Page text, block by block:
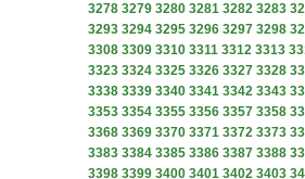
3278 3279 3280 3281 3282 3283
3293 3294 3295 3296 3297 3298
3308 3309 3310 3311 3312 3313
3323 3324 3325 3326 3327 3328
3338 3339 3340 3341 3342 3343
3353 3354 3355 3356 3357 3358
3368 3369 3370 3371 3372 3373
3383 3384 3385 3386 3387 3388
3398 3399 3400 3401 3402 3403